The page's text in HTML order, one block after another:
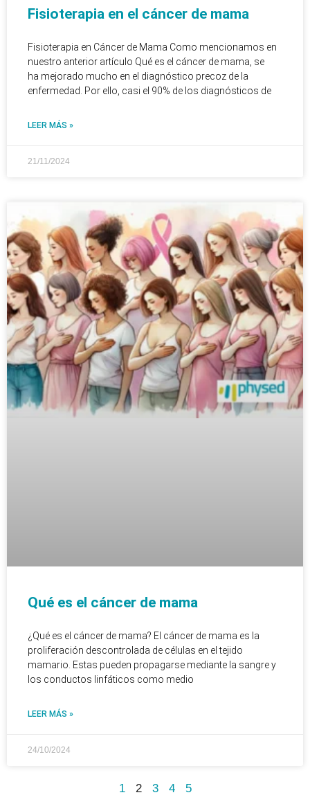
Fisioterapia en el cáncer de mama
Fisioterapia en Cáncer de Mama Como mencionamos en
nuestro anterior artículo Qué es el cáncer de mama, se
ha mejorado mucho en el diagnóstico precoz de la
enfermedad. Por ello, casi el 90% de los diagnósticos de
LEER MÁS »
21/11/2024
Qué es el cáncer de mama
¿Qué es el cáncer de mama? El cáncer de mama es la
proliferación descontrolada de células en el tejido
mamario. Estas pueden propagarse mediante la sangre y
los conductos linfáticos como medio
LEER MÁS »
24/10/2024
1 2 3 4 5